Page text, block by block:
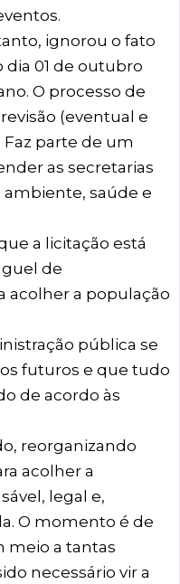
ignorou o fato
dia 01 de outubro
O processo de
(eventual e
parte de um
as secretarias
saúde e
a licitação está
de
acolher a população
pública se
futuros e que tudo
de acordo às
reorganizando
acolher a
legal e,
O momento é de
meio a tantas
necessário vir a